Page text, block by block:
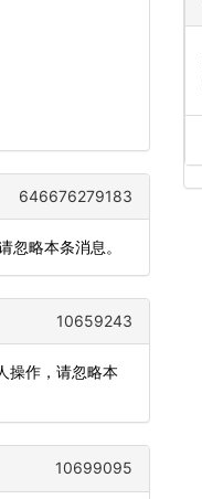
646676279183
忽略本条消息。
10659243
操作，请忽略本
10699095